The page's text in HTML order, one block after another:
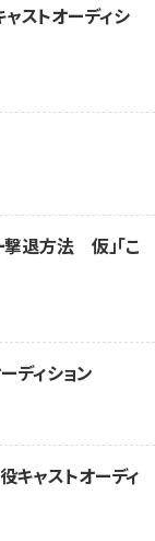
ストオーディシ
退方法 仮」「こ
ディション
キャストオーディ